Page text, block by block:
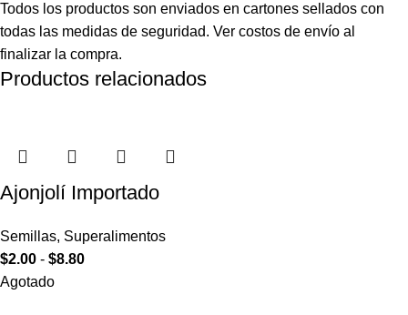
Todos los productos son enviados en cartones sellados con
todas las medidas de seguridad. Ver costos de envío al
finalizar la compra.
Productos relacionados
Ajonjolí Importado
Semillas, Superalimentos
$2.00 - $8.80
Agotado